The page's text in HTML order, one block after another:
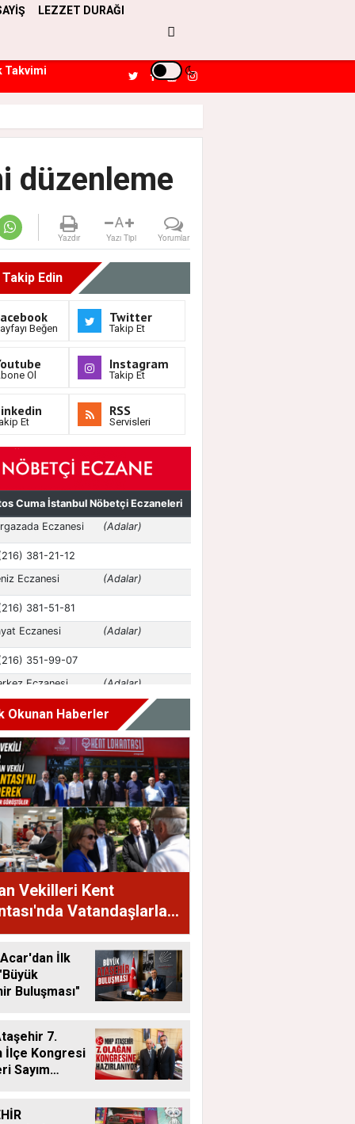
LEZZET DURAĞI
Takvimi
düzenleme
Yazdır
A
Yazı Tipi Yorumlar
Takip Edin
Beğen
Twitter
Takip Et
Ol
Instagram
Takip Et
Et
RSS
Servisleri
Okunan Haberler
Vekilleri Kent
Vatandaşlarla
Geldi
İlk
Buluşması"
7.
İlçe Kongresi
Sayım